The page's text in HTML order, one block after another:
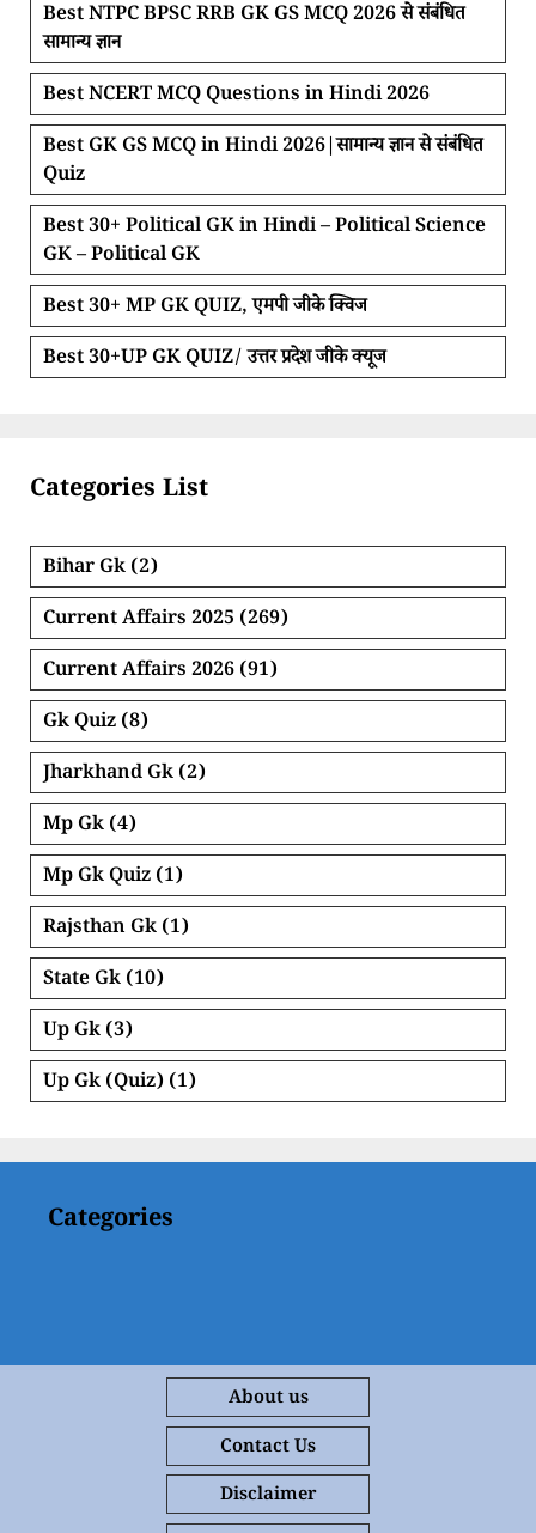
Best NTPC BPSC RRB GK GS MCQ 2026 से संबंधित
सामान्य ज्ञान
Best NCERT MCQ Questions in Hindi 2026
Best GK GS MCQ in Hindi 2026|सामान्य ज्ञान से संबंधित
Quiz
Best 30+ Political GK in Hindi – Political Science
GK – Political GK
Best 30+ MP GK QUIZ, एमपी जीके क्विज
Best 30+UP GK QUIZ/ उत्तर प्रदेश जीके क्यूज
Categories List
Bihar Gk (2)
Current Affairs 2025 (269)
Current Affairs 2026 (91)
Gk Quiz (8)
Jharkhand Gk (2)
Mp Gk (4)
Mp Gk Quiz (1)
Rajsthan Gk (1)
State Gk (10)
Up Gk (3)
Up Gk (Quiz) (1)
Categories
About us
Contact Us
Disclaimer